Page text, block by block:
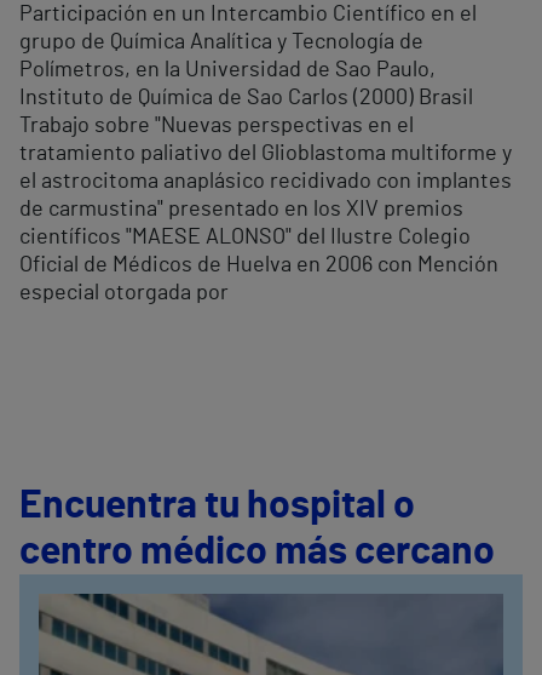
Participación en un Intercambio Científico en el
grupo de Química Analítica y Tecnología de
Polímetros, en la Universidad de Sao Paulo,
Instituto de Química de Sao Carlos (2000) Brasil
Trabajo sobre "Nuevas perspectivas en el
tratamiento paliativo del Glioblastoma multiforme y
el astrocitoma anaplásico recidivado con implantes
de carmustina" presentado en los XIV premios
científicos "MAESE ALONSO" del Ilustre Colegio
Oficial de Médicos de Huelva en 2006 con Mención
especial otorgada por
Encuentra tu hospital o
centro médico más cercano